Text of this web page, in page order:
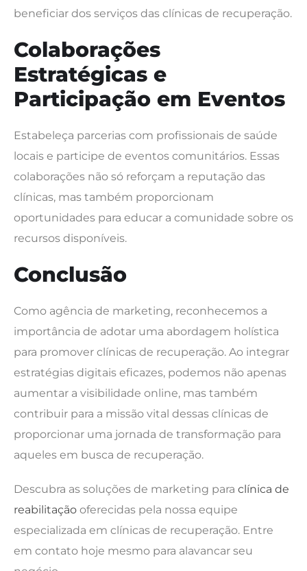
beneficiar dos serviços das clínicas de recuperação.
Colaborações
Estratégicas e
Participação em Eventos
Estabeleça parcerias com profissionais de saúde
locais e participe de eventos comunitários. Essas
colaborações não só reforçam a reputação das
clínicas, mas também proporcionam
oportunidades para educar a comunidade sobre os
recursos disponíveis.
Conclusão
Como agência de marketing, reconhecemos a
importância de adotar uma abordagem holística
para promover clínicas de recuperação. Ao integrar
estratégias digitais eficazes, podemos não apenas
aumentar a visibilidade online, mas também
contribuir para a missão vital dessas clínicas de
proporcionar uma jornada de transformação para
aqueles em busca de recuperação.
Descubra as soluções de marketing para clínica de
reabilitação oferecidas pela nossa equipe
especializada em clínicas de recuperação. Entre
em contato hoje mesmo para alavancar seu